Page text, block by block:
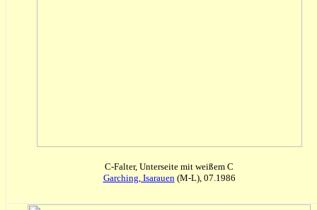
C-Falter, Unterseite mit weißem C
Garching, Isarauen(M-L), 07.1986